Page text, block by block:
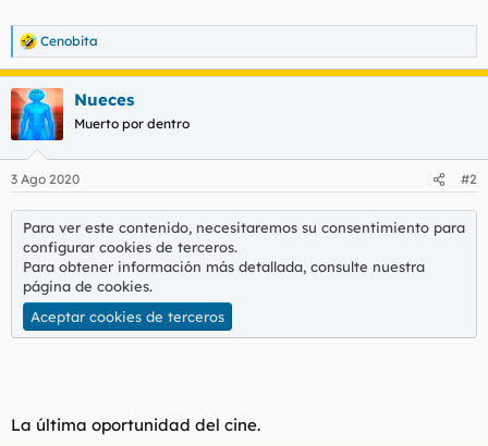
R
e
a
c
c
i
e
Cenobita
Nueces
Muerto por dentro
3 Ago 2020 #2
Para ver este contenido, necesitaremos su consentimiento para
configurar cookies de terceros.
Para obtener información más detallada, consulte nuestra
página de cookies.
Aceptar cookies de terceros
La última oportunidad del cine.